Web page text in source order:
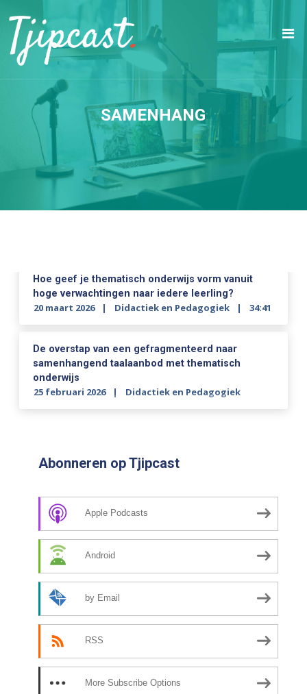
SAMENHANG
Hoe geef je thematisch onderwijs vorm vanuit
hoge verwachtingen naar iedere leerling?
20 maart 2026 Didactiek en Pedagogiek 34:41
De overstap van een gefragmenteerd naar
samenhangend taalaanbod met thematisch
onderwijs
25 februari 2026 Didactiek en Pedagogiek
Abonneren op Tjipcast
Apple Podcasts
Android
by Email
RSS
More Subscribe Options